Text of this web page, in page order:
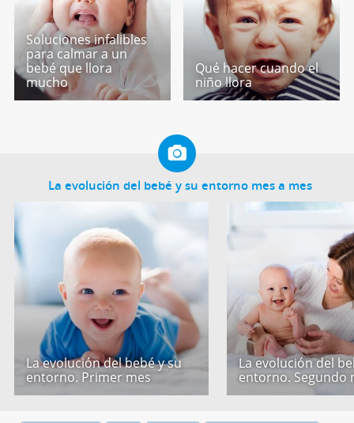
Soluciones infalibles
para calmar a un
bebé que llora
mucho
Qué hacer cuando el
niño llora
La evolución del bebé y su entorno mes a mes
La evolución del bebé y su
entorno. Primer mes
La evolución del
entorno. Segundo